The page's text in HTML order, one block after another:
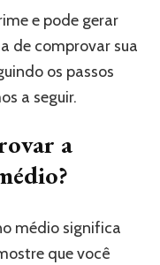
e pode gerar
de comprovar sua
os passos
a seguir.
a
médio significa
que você